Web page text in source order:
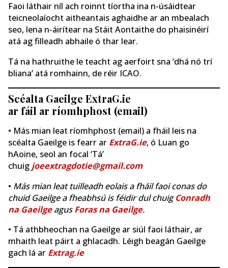
Faoi láthair níl ach roinnt tíortha ina n-úsáidtear
teicneolaíocht aitheantais aghaidhe ar an mbealach
seo, lena n-áirítear na Stáit Aontaithe do phaisinéirí
atá ag filleadh abhaile ó thar lear.
Tá na hathruithe le teacht ag aerfoirt sna ‘dhá nó trí
bliana’ atá romhainn, de réir ICAO.
Scéalta Gaeilge ExtraG.ie
ar fáil ar ríomhphost (email)
• Más mian leat ríomhphost (email) a fháil leis na
scéalta Gaeilge is fearr ar ExtraG.ie, ó Luan go
hAoine, seol an focal ‘Tá’
chuig joeextragdotie@gmail.com
• Más mian leat tuilleadh eolais a fháil faoi conas do
chuid Gaeilge a fheabhsú is féidir dul chuigConradh
na GaeilgeagusForas na Gaeilge.
• Tá athbheochan na Gaeilge ar siúl faoi láthair, ar
mhaith leat páirt a ghlacadh. Léigh beagán Gaeilge
gach lá ar Extrag.ie